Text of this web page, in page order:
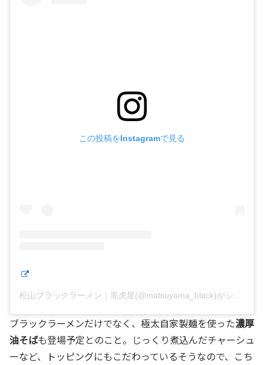
この投稿をInstagramで見る
松山ブラックラーメン｜黒虎屋(@matsuyama_black)がシェアした投稿
ブラックラーメンだけでなく、極太自家製麺を使った濃厚
油そばも登場予定とのこと。じっくり煮込んだチャーシュ
ーなど、トッピングにもこだわっているそうなので、こち